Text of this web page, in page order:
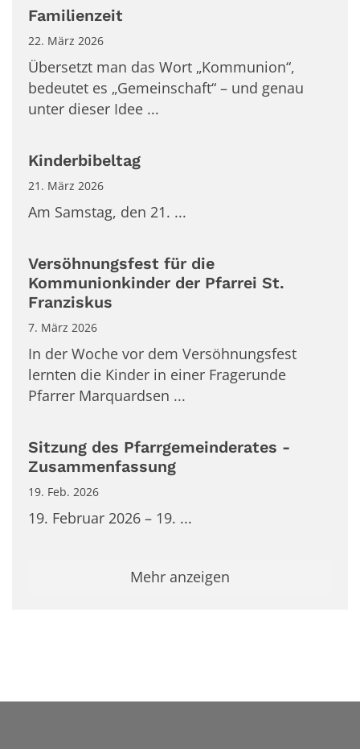
Familienzeit
22. März 2026
Übersetzt man das Wort „Kommunion“,
bedeutet es „Gemeinschaft“ – und genau
unter dieser Idee ...
Kinderbibeltag
21. März 2026
Am Samstag, den 21. ...
Versöhnungsfest für die
Kommunionkinder der Pfarrei St.
Franziskus
7. März 2026
In der Woche vor dem Versöhnungsfest
lernten die Kinder in einer Fragerunde
Pfarrer Marquardsen ...
Sitzung des Pfarrgemeinderates -
Zusammenfassung
19. Feb. 2026
19. Februar 2026 – 19. ...
Mehr anzeigen